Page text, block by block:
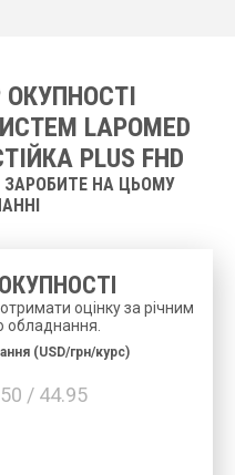
LAPOMED
PLUS FHD
ЗАРОБИТЕ НА ЦЬОМУ
оцінку за річним
обладнання.
/ 44.95
(USD/грн/курс)